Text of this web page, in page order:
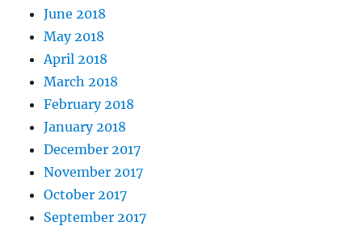
June 2018
May 2018
April 2018
March 2018
February 2018
January 2018
December 2017
November 2017
October 2017
September 2017